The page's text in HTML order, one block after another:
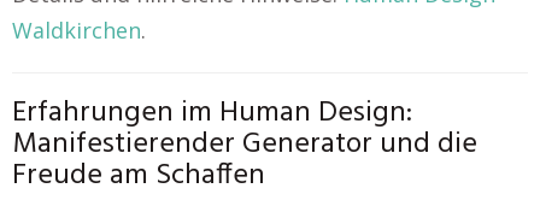
Waldkirchen.
Erfahrungen im Human Design:
Manifestierender Generator und die
Freude am Schaffen